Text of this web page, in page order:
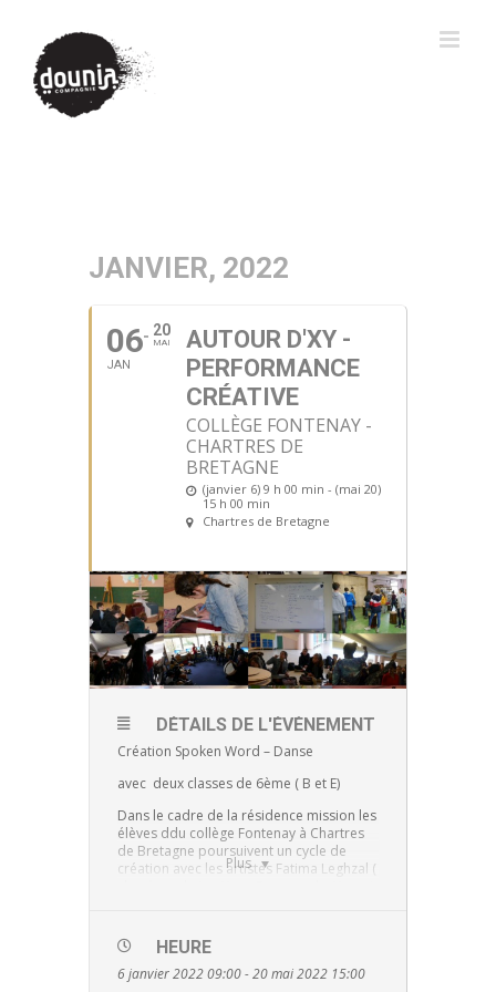
JANVIER, 2022
06
JAN
20
MAI
AUTOUR D'XY -
PERFORMANCE
CRÉATIVE
COLLÈGE FONTENAY -
CHARTRES DE
BRETAGNE
(janvier 6) 9 h 00 min - (mai 20)
15 h 00 min
Chartres de Bretagne
Plus
DÉTAILS DE L'ÉVÈNEMENT
Création Spoken Word – Danse
avec deux classes de 6ème ( B et E)
Dans le cadre de la résidence mission les
élèves ddu collège Fontenay à Chartres
de Bretagne poursuivent un cycle de
création avec les artistes Fatima Leghzal (
Le dernier cycle de répétition sera
accompagné par Ronan Despres
musicien batteur du spectacle XY
HEURE
6 janvier 2022 09:00 - 20 mai 2022 15:00